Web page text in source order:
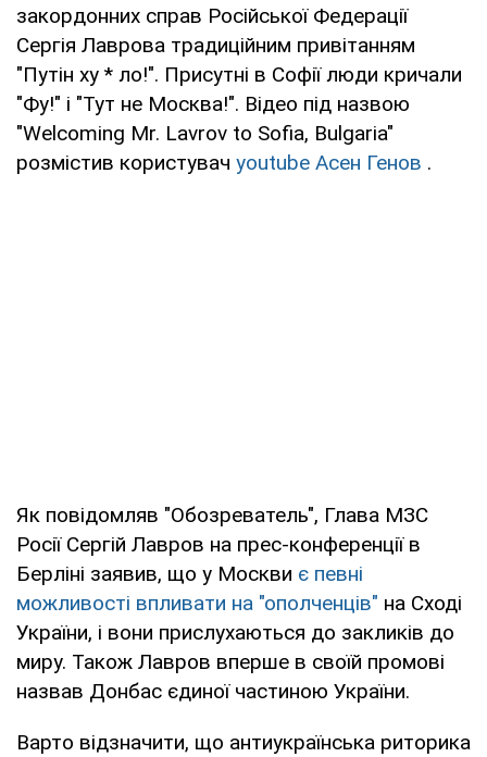
закордонних справ Російської Федерації
Сергія Лаврова традиційним привітанням
"Путін ху * ло!". Присутні в Софії люди кричали
"Фу!" і "Тут не Москва!". Відео під назвою
"Welcoming Mr. Lavrov to Sofia, Bulgaria"
розмістив користувач youtube Асен Генов .
Як повідомляв "Обозреватель", Глава МЗС
Росії Сергій Лавров на прес-конференції в
Берліні заявив, що у Москви є певні
можливості впливати на "ополченців" на Сході
України, і вони прислухаються до закликів до
миру. Також Лавров вперше в своїй промові
назвав Донбас єдиної частиною України.
Варто відзначити, що антиукраїнська риторика